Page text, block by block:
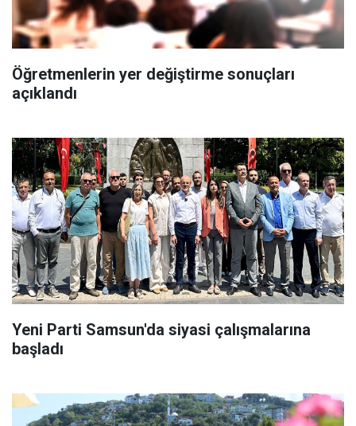
Öğretmenlerin yer değiştirme sonuçları
açıklandı
Yeni Parti Samsun'da siyasi çalışmalarına
başladı